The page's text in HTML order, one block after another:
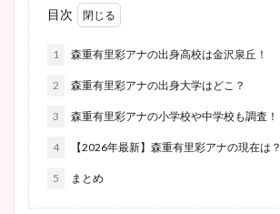
目次
1 森重有里彩アナの出身高校は金沢泉丘！
2 森重有里彩アナの出身大学はどこ？
3 森重有里彩アナの小学校や中学校も調査！
4 【2026年最新】森重有里彩アナの現在は？
5 まとめ